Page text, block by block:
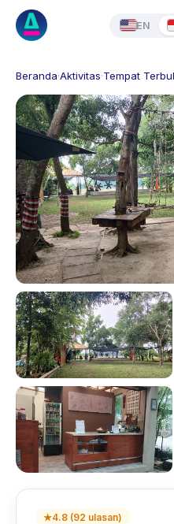
EN
Beranda·Aktivitas·Tempat
★4.8 (92 ulasan)